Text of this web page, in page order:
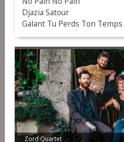
Djazia Satour
Galant Tu Perds Ton Temps
Zord Quartet